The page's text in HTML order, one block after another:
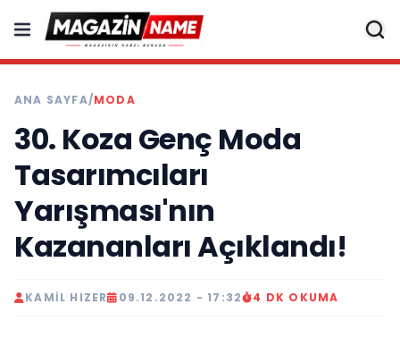
ANA SAYFA/MODA
30. Koza Genç Moda
Tasarımcıları
Yarışması'nın
Kazananları Açıklandı!
KAMIL HIZER 09.12.2022 - 17:32 4 DK OKUMA